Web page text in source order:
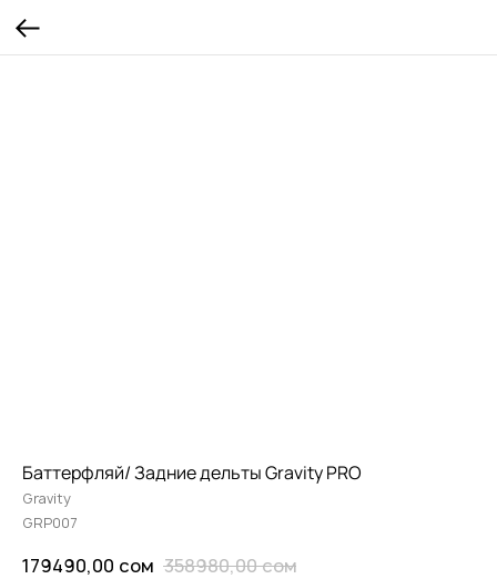
Баттерфляй/ Задние дельты Gravity PRO
Gravity
GRP007
179490,00 сом 358980,00сом